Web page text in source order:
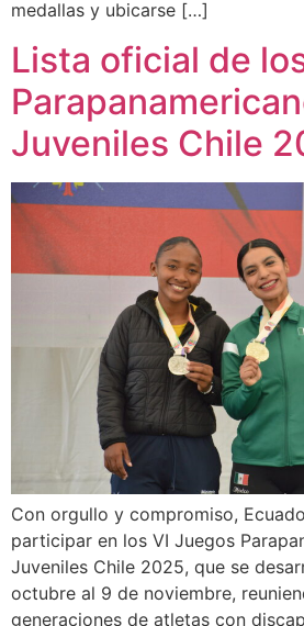
medallas y ubicarse […]
Lista oficial de
Juveniles Chile
Con orgullo y compromiso,
participar en los VI Juegos
Juveniles Chile 2025, que se
octubre al 9 de noviembre,
generaciones de atletas con